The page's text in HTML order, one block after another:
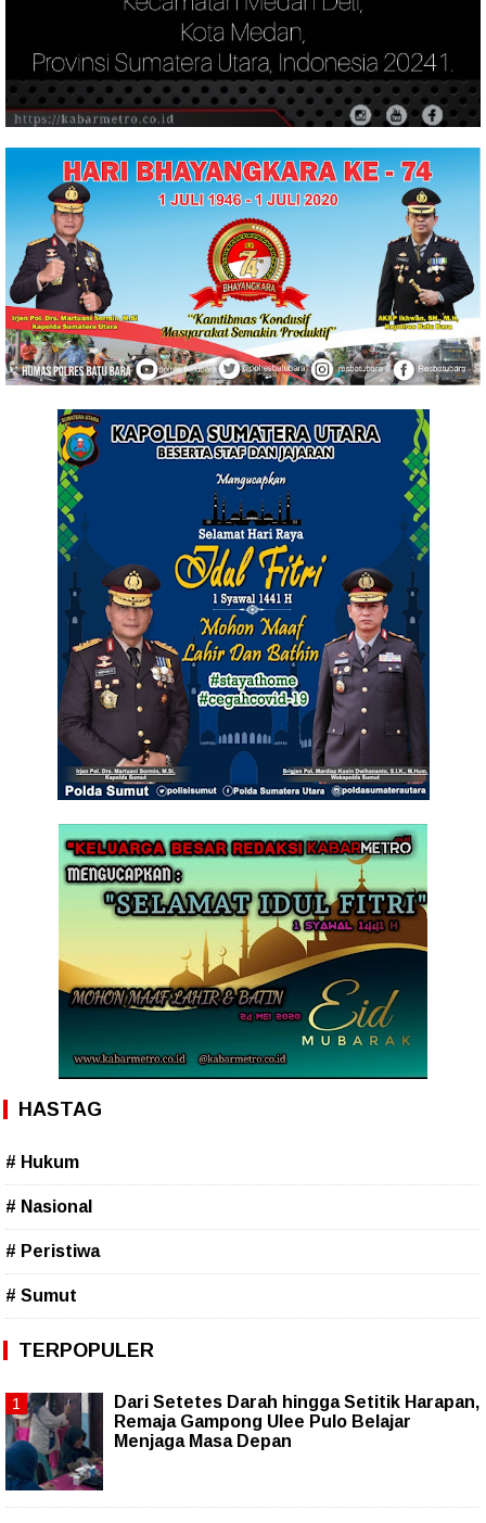
HASTAG
# Hukum
# Nasional
# Peristiwa
# Sumut
TERPOPULER
Dari Setetes Darah hingga Setitik Harapan,
Remaja Gampong Ulee Pulo Belajar
Menjaga Masa Depan